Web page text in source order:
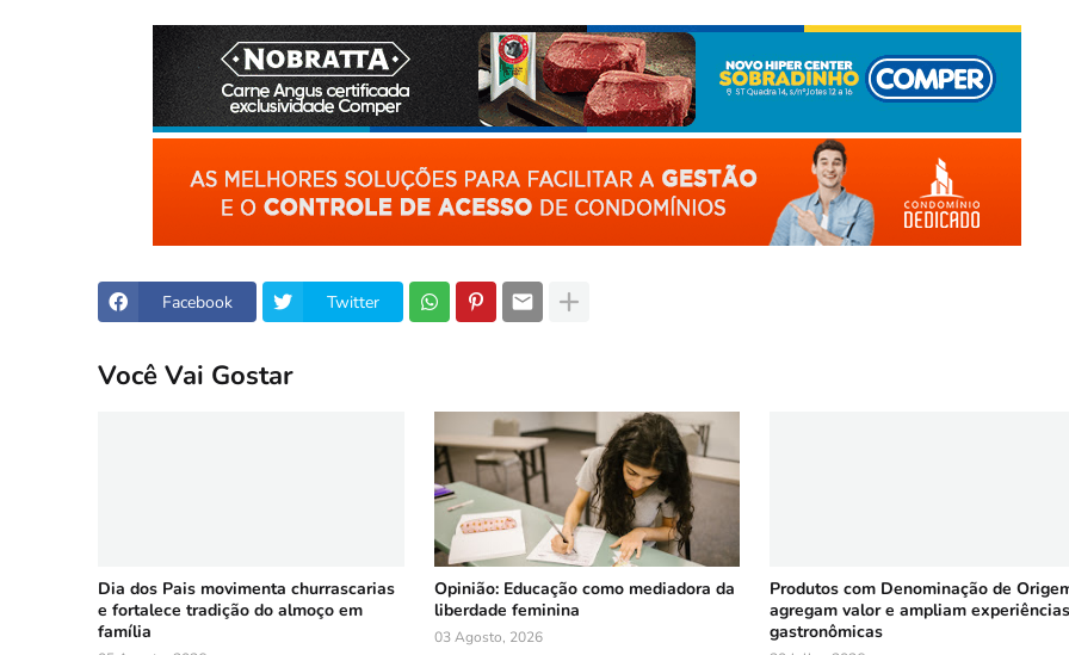
Facebook Twitter
Você Vai Gostar
Dia dos Pais movimenta churrascarias
e fortalece tradição do almoço em
família
Opinião: Educação como mediadora da
liberdade feminina
03 Agosto, 2026
Produtos com Denominação de
agregam valor e ampliam
gastronômicas